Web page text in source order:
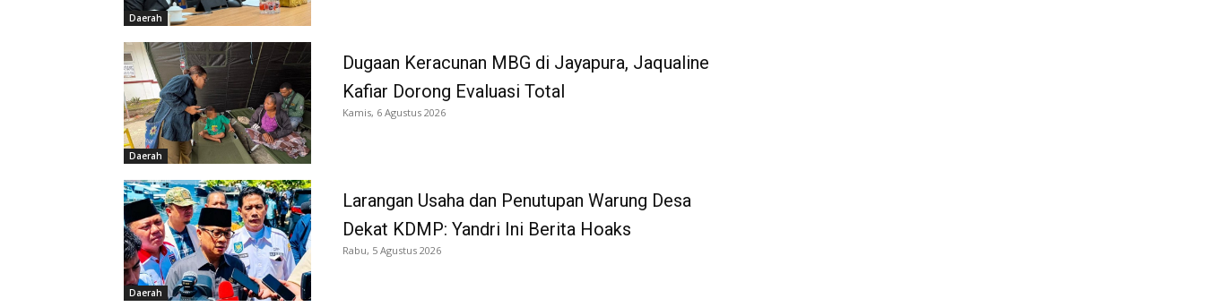
Daerah
Daerah
Dugaan Keracunan MBG di Jayapura, Jaqualine
Kafiar Dorong Evaluasi Total
Kamis, 6 Agustus 2026
Daerah
Larangan Usaha dan Penutupan Warung Desa
Dekat KDMP: Yandri Ini Berita Hoaks
Rabu, 5 Agustus 2026